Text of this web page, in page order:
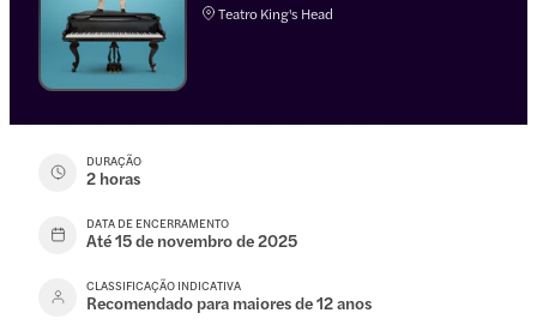
Teatro King's Head
DURAÇÃO
2 horas
DATA DE ENCERRAMENTO
Até 15 de novembro de 2025
CLASSIFICAÇÃO INDICATIVA
Recomendado para maiores de 12 anos